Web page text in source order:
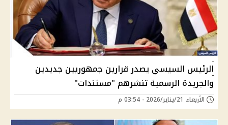
الرئيس السيسي يصدر قرارين جمهوريين جديدين
والجريدة الرسمية تنشرهم "مستندات"
الأربعاء 21/يناير/2026 - 03:54 م